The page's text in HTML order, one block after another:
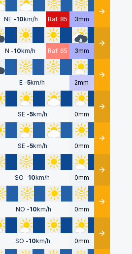
NE -10km/h Raf. 85 3mm Détails
N -10km/h Raf. 65 3mm Détails
E -5km/h 2mm Détails
SE -5km/h 0mm Détails
SE -5km/h 0mm Détails
SO -10km/h 0mm Détails
NO -10km/h 0mm Détails
SO -10km/h 0mm Détails